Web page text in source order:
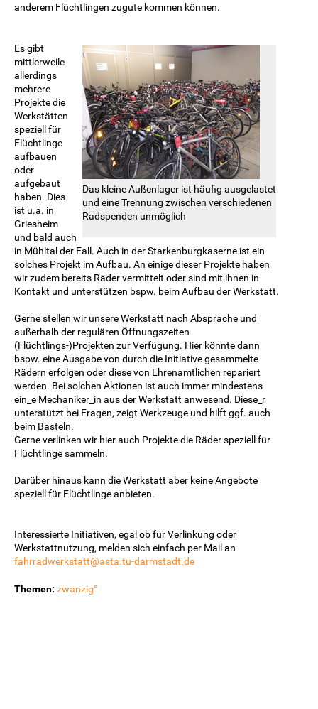
anderem Flüchtlingen zugute kommen können.
Das kleine Außenlager ist häufig ausgelastet
und eine Trennung zwischen verschiedenen
Radspenden unmöglich
Es gibt
mittlerweile
allerdings
mehrere
Projekte die
Werkstätten
speziell für
Flüchtlinge
aufbauen
oder
aufgebaut
haben. Dies
ist u.a. in
Griesheim
und bald auch
in Mühltal der Fall. Auch in der Starkenburgkaserne ist ein
solches Projekt im Aufbau. An einige dieser Projekte haben
wir zudem bereits Räder vermittelt oder sind mit ihnen in
Kontakt und unterstützen bspw. beim Aufbau der Werkstatt.
Gerne stellen wir unsere Werkstatt nach Absprache und
außerhalb der regulären Öffnungszeiten
(Flüchtlings-)Projekten zur Verfügung. Hier könnte dann
bspw. eine Ausgabe von durch die Initiative gesammelte
Rädern erfolgen oder diese von Ehrenamtlichen repariert
werden. Bei solchen Aktionen ist auch immer mindestens
ein_e Mechaniker_in aus der Werkstatt anwesend. Diese_r
unterstützt bei Fragen, zeigt Werkzeuge und hilft ggf. auch
beim Basteln.
Gerne verlinken wir hier auch Projekte die Räder speziell für
Flüchtlinge sammeln.
Darüber hinaus kann die Werkstatt aber keine Angebote
speziell für Flüchtlinge anbieten.
Interessierte Initiativen, egal ob für Verlinkung oder
Werkstattnutzung, melden sich einfach per Mail an
fahrradwerkstatt@asta.tu-darmstadt.de
Themen: zwanzig°